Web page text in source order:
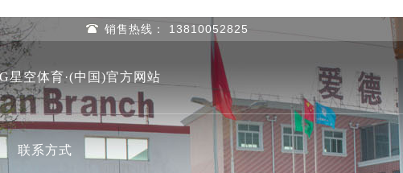
销售热线： 13810052825
星空体育·(中国)官方网站
联系方式